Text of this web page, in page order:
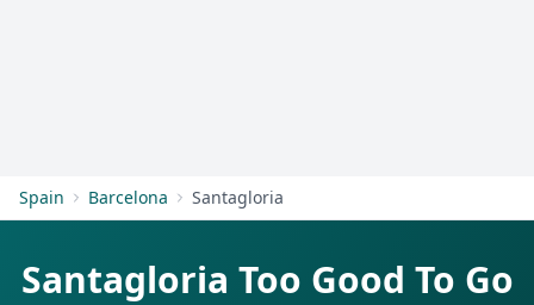
Spain Barcelona Santagloria
Santagloria Too Good To Go